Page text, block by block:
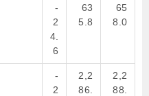
-
2
4.
6
63
5.8
65
8.0
-
2
2,2
86.
2,2
88.